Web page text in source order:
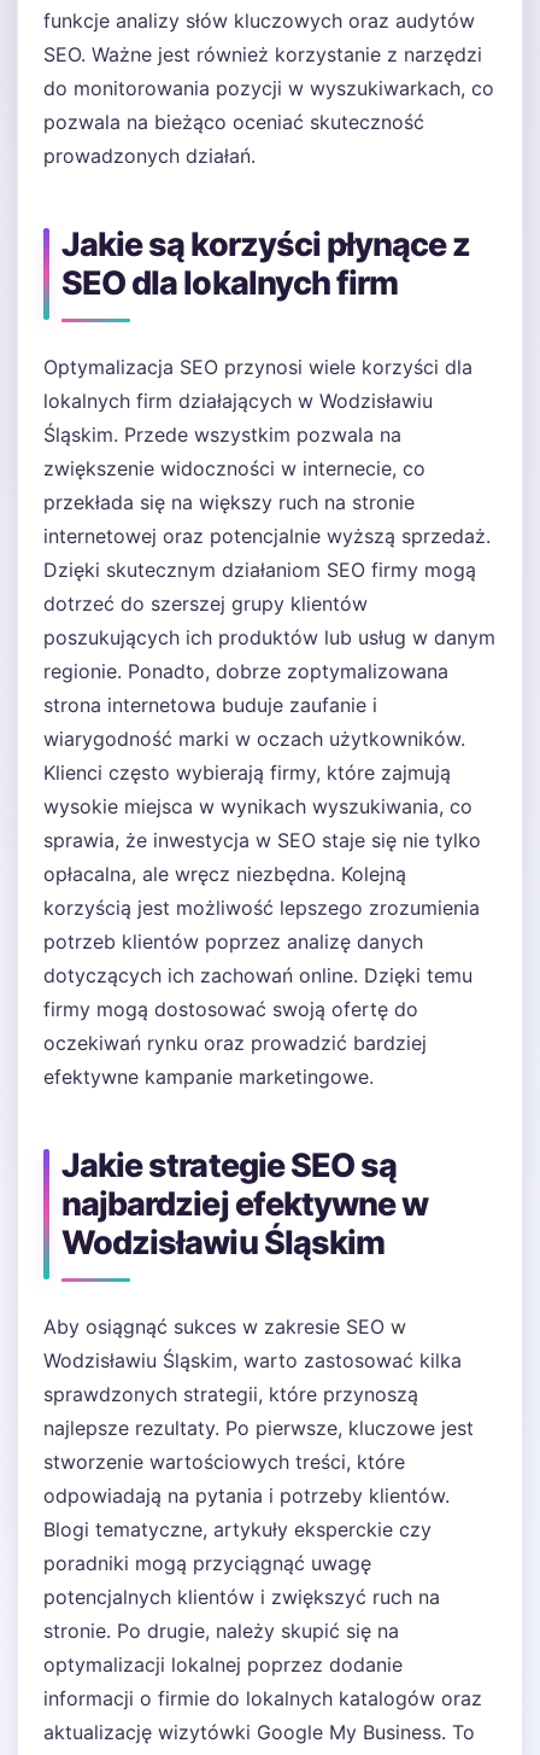
funkcje analizy słów kluczowych oraz audytów
SEO. Ważne jest również korzystanie z narzędzi
do monitorowania pozycji w wyszukiwarkach, co
pozwala na bieżąco oceniać skuteczność
prowadzonych działań.
Jakie są korzyści płynące z
SEO dla lokalnych firm
Optymalizacja SEO przynosi wiele korzyści dla
lokalnych firm działających w Wodzisławiu
Śląskim. Przede wszystkim pozwala na
zwiększenie widoczności w internecie, co
przekłada się na większy ruch na stronie
internetowej oraz potencjalnie wyższą sprzedaż.
Dzięki skutecznym działaniom SEO firmy mogą
dotrzeć do szerszej grupy klientów
poszukujących ich produktów lub usług w danym
regionie. Ponadto, dobrze zoptymalizowana
strona internetowa buduje zaufanie i
wiarygodność marki w oczach użytkowników.
Klienci często wybierają firmy, które zajmują
wysokie miejsca w wynikach wyszukiwania, co
sprawia, że inwestycja w SEO staje się nie tylko
opłacalna, ale wręcz niezbędna. Kolejną
korzyścią jest możliwość lepszego zrozumienia
potrzeb klientów poprzez analizę danych
dotyczących ich zachowań online. Dzięki temu
firmy mogą dostosować swoją ofertę do
oczekiwań rynku oraz prowadzić bardziej
efektywne kampanie marketingowe.
Jakie strategie SEO są
najbardziej efektywne w
Wodzisławiu Śląskim
Aby osiągnąć sukces w zakresie SEO w
Wodzisławiu Śląskim, warto zastosować kilka
sprawdzonych strategii, które przynoszą
najlepsze rezultaty. Po pierwsze, kluczowe jest
stworzenie wartościowych treści, które
odpowiadają na pytania i potrzeby klientów.
Blogi tematyczne, artykuły eksperckie czy
poradniki mogą przyciągnąć uwagę
potencjalnych klientów i zwiększyć ruch na
stronie. Po drugie, należy skupić się na
optymalizacji lokalnej poprzez dodanie
informacji o firmie do lokalnych katalogów oraz
aktualizację wizytówki Google My Business. To